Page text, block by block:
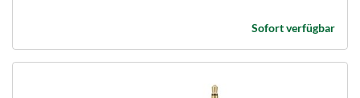
Sofort verfügbar